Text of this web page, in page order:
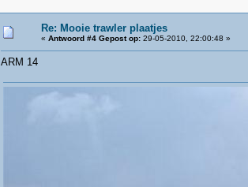
Re: Mooie trawler plaatjes
« Antwoord #4 Gepost op: 29-05-2010, 22:00:48 »
ARM 14